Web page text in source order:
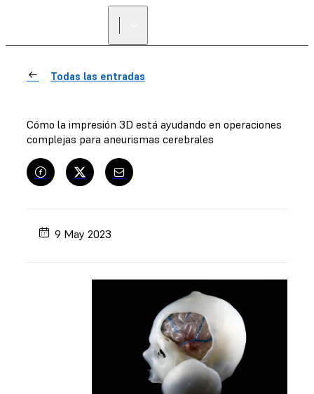
Todas las entradas
Cómo la impresión 3D está ayudando en operaciones
complejas para aneurismas cerebrales
9 May 2023